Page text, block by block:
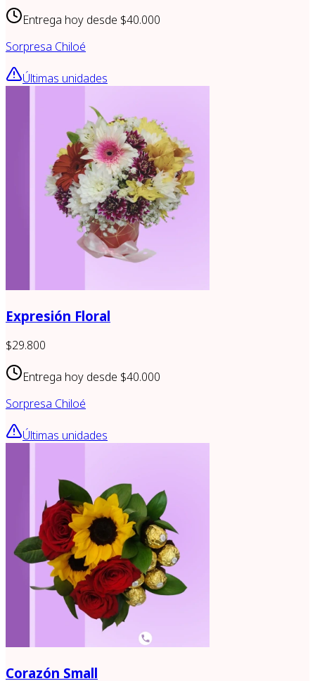
Entrega hoy desde $40.000
Sorpresa Chiloé
Últimas unidades
Expresión Floral
$29.800
Entrega hoy desde $40.000
Sorpresa Chiloé
Últimas unidades
Corazón Small